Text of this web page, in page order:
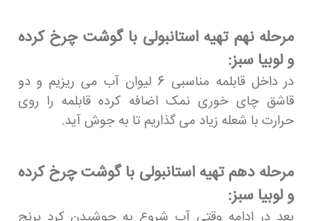
مرحله نهم تهیه استانبولی با گوشت چرخ کرده
و لوبیا سبز:
در داخل قابلمه مناسبی 6 لیوان آب می ریزیم و دو
قاشق چای خوری نمک اضافه کرده قابلمه را روی
حرارت با شعله زیاد می گذاریم تا به جوش آید.
مرحله دهم تهیه استانبولی با گوشت چرخ کرده
و لوبیا سبز: